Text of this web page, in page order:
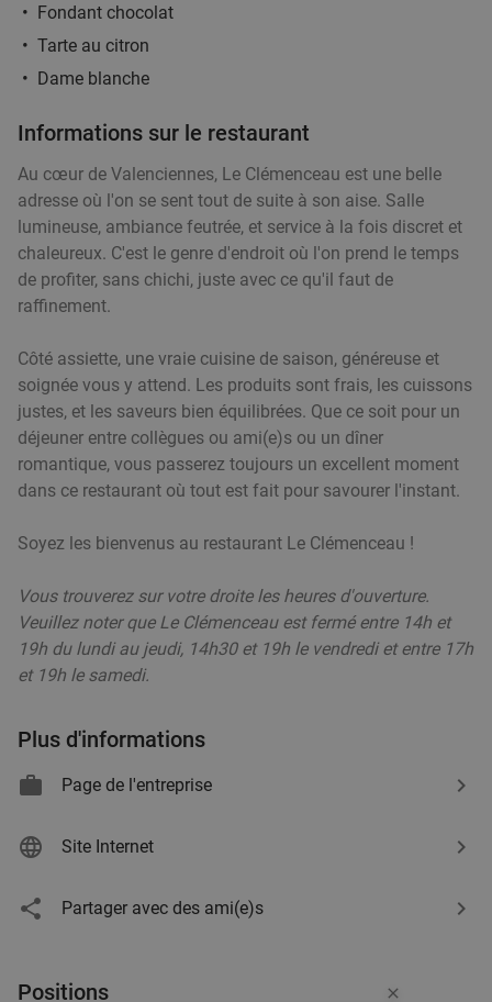
Fondant chocolat
Tarte au citron
Dame blanche
Informations sur le restaurant
Au cœur de Valenciennes, Le Clémenceau est une belle
adresse où l'on se sent tout de suite à son aise. Salle
lumineuse, ambiance feutrée, et service à la fois discret et
chaleureux. C'est le genre d'endroit où l'on prend le temps
de profiter, sans chichi, juste avec ce qu'il faut de
raffinement.
Côté assiette, une vraie cuisine de saison, généreuse et
soignée vous y attend. Les produits sont frais, les cuissons
justes, et les saveurs bien équilibrées. Que ce soit pour un
déjeuner entre collègues ou ami(e)s ou un dîner
romantique, vous passerez toujours un excellent moment
dans ce restaurant où tout est fait pour savourer l'instant.
Soyez les bienvenus au restaurant Le Clémenceau !
Vous trouverez sur votre droite les heures d'ouverture.
Veuillez noter que Le Clémenceau est fermé entre 14h et
19h du lundi au jeudi, 14h30 et 19h le vendredi et entre 17h
et 19h le samedi.
Plus d'informations
Page de l'entreprise
Site Internet
Partager avec des ami(e)s
Positions